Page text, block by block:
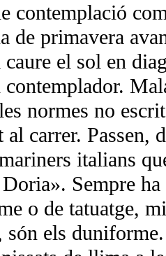
contemplació
de primavera
caure el sol en
contemplador.
normes no
al carrer. Passen,
italians
Sempre ha
o de tatuatge,
són els